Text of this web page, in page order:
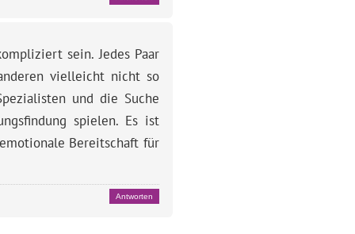
sein. Jedes Paar
vielleicht nicht so
und die Suche
spielen. Es ist
Bereitschaft für
Antworten